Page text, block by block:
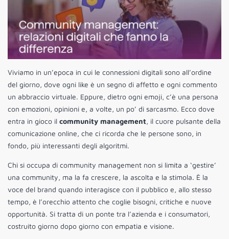
Viviamo in un’epoca in cui le connessioni digitali sono all’ordine
del giorno, dove ogni like è un segno di affetto e ogni commento
un abbraccio virtuale. Eppure, dietro ogni emoji, c’è una persona
con emozioni, opinioni e, a volte, un po’ di sarcasmo. Ecco dove
entra in gioco il community management, il cuore pulsante della
comunicazione online, che ci ricorda che le persone sono, in
fondo, più interessanti degli algoritmi.
Chi si occupa di community management non si limita a ‘gestire’
una community, ma la fa crescere, la ascolta e la stimola. È la
voce del brand quando interagisce con il pubblico e, allo stesso
tempo, è l’orecchio attento che coglie bisogni, critiche e nuove
opportunità. Si tratta di un ponte tra l’azienda e i consumatori,
costruito giorno dopo giorno con empatia e visione.